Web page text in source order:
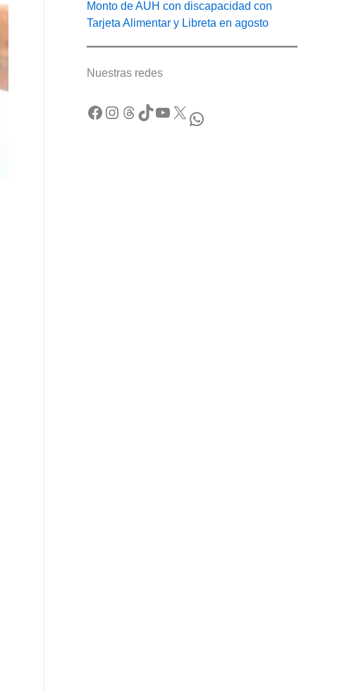
Monto de AUH con discapacidad con
Tarjeta Alimentar y Libreta en agosto
Nuestras redes
Facebook Instagram Threads TikTok YouTube X WhatsApp